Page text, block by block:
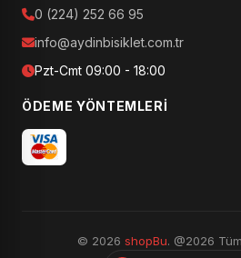
0 (224) 252 66 95
info@aydinbisiklet.com.tr
Pzt-Cmt 09:00 - 18:00
ÖDEME YÖNTEMLERI
© 2026 shopBu. @2026